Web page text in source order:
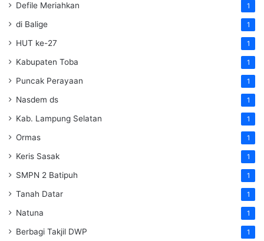
Defile Meriahkan 1
di Balige 1
HUT ke-27 1
Kabupaten Toba 1
Puncak Perayaan 1
Nasdem ds 1
Kab. Lampung Selatan 1
Ormas 1
Keris Sasak 1
SMPN 2 Batipuh 1
Tanah Datar 1
Natuna 1
Berbagi Takjil DWP 1